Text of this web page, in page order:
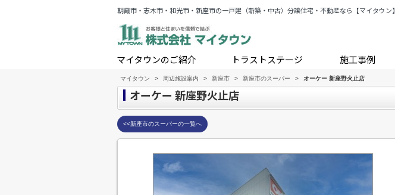
朝霞市・志木市・和光市・新座市の一戸建（新築・中古）分譲住宅・不動産なら【マイタウン】
マイタウンのご紹介 トラストステージ 施工事例
マイタウン > 周辺施設案内 > 新座市 > 新座市のスーパー > オーケー 新座野火止店
オーケー 新座野火止店
<<新座市のスーパーの一覧へ